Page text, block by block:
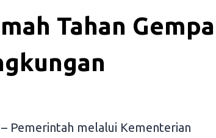
Tahan Gempa
Pemerintah melalui Kementerian